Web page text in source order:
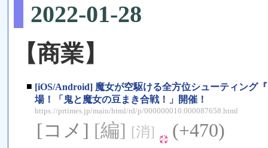
2022-01-28
【商業】
■ [iOS/Android] 魔女が空駆ける全方位シューティング
場！「鬼と魔女の豆まき合戦！」開催！
https://prtimes.jp/main/html/rd/p/000000010.000087658.html
[コメ] [編] [消] (+470)